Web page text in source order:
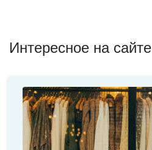
Интересное на сайте